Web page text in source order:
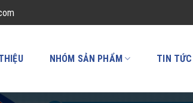
NHÓM SẢN PHẨM TIN TỨC